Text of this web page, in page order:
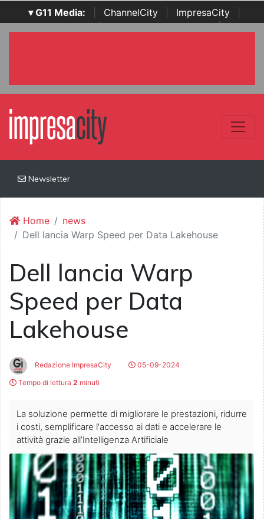
▾ G11 Media: ChannelCity ImpresaCity
SecurityOpenLab | Italian Channel Awards | Italian
Newsletter
Home
news
Dell lancia Warp Speed per Data Lakehouse
Dell lancia Warp
Speed per Data
Lakehouse
Redazione ImpresaCity
05-09-2024
Tempo di lettura 2 minuti
La soluzione permette di migliorare le prestazioni, ridurre
i costi, semplificare l'accesso ai dati e accelerare le
attività grazie all’Intelligenza Artificiale